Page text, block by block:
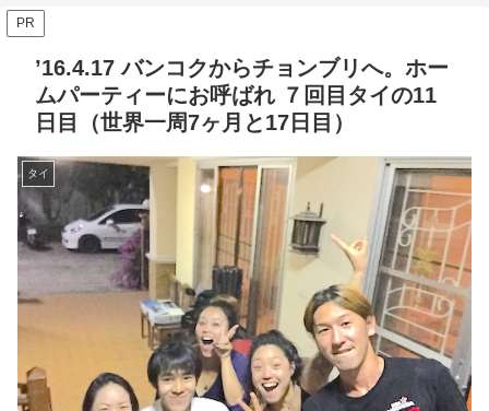
PR
’16.4.17 バンコクからチョンブリへ。ホー
ムパーティーにお呼ばれ ７回目タイの11
日目（世界一周7ヶ月と17日目）
タイ